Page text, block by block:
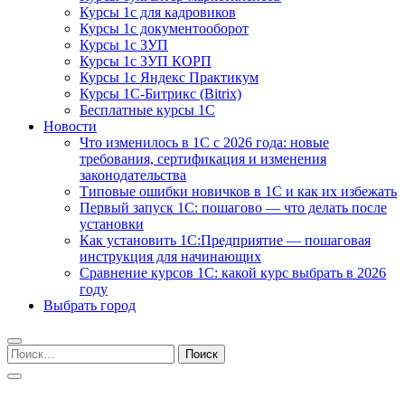
Курсы 1с для кадровиков
Курсы 1с документооборот
Курсы 1с ЗУП
Курсы 1с ЗУП КОРП
Курсы 1с Яндекс Практикум
Курсы 1С-Битрикс (Bitrix)
Бесплатные курсы 1С
Новости
Что изменилось в 1С с 2026 года: новые
требования, сертификация и изменения
законодательства
Типовые ошибки новичков в 1С и как их избежать
Первый запуск 1С: пошагово — что делать после
установки
Как установить 1С:Предприятие — пошаговая
инструкция для начинающих
Сравнение курсов 1С: какой курс выбрать в 2026
году
Выбрать город
Найти: